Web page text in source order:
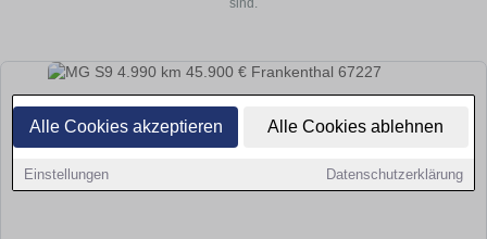
Alle Cookies akzeptieren Alle Cookies ablehnen
Einstellungen Datenschutzerklärung